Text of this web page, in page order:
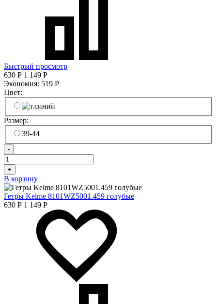
Быстрый просмотр
630 Р 1 149 Р
Экономия: 519 Р
Цвет:
Размер:
39-44
-
+
В корзину
Гетры Kelme 8101WZ5001.459 голубые
630 Р 1 149 Р